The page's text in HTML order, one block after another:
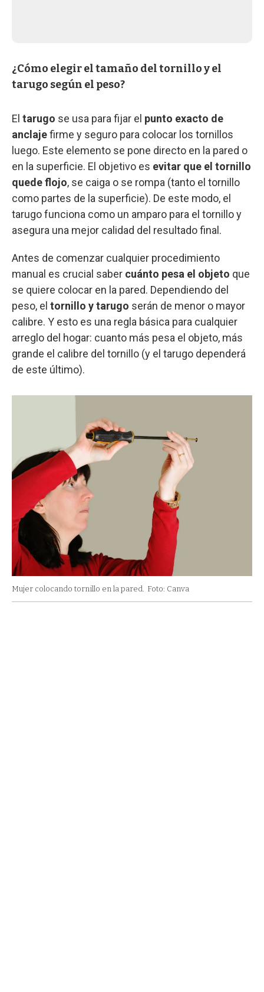
¿Cómo elegir el tamaño del tornillo y el
tarugo según el peso?
El tarugo se usa para fijar el punto exacto de
anclajefirme y seguro para colocar los tornillos
luego. Este elemento se pone directo en la pared o
en la superficie. El objetivo es evitar que el tornillo
quede flojo, se caiga o se rompa (tanto el tornillo
como partes de la superficie). De este modo, el
tarugo funciona como un amparo para el tornillo y
asegura una mejor calidad del resultado final.
Antes de comenzar cualquier procedimiento
manual es crucial saber cuánto pesa el objeto que
se quiere colocar en la pared. Dependiendo del
peso, el tornillo y tarugo serán de menor o mayor
calibre. Y esto es una regla básica para cualquier
arreglo del hogar: cuanto más pesa el objeto, más
grande el calibre del tornillo (y el tarugo dependerá
de este último).
Mujer colocando tornillo en la pared. Foto: Canva